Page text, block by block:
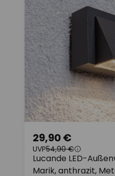
Lucande LED-
Marik, anthrazit,
29,90 €
UVP54,90 €